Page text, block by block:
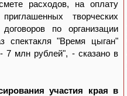
расходов, на оплату
творческих
по организации
спектакля "Время цыган"
7 млн рублей", - сказано в
участия края в